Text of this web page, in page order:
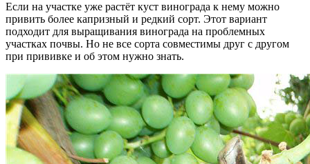
Если на участке уже растёт куст винограда к нему можно
привить более капризный и редкий сорт. Этот вариант
подходит для выращивания винограда на проблемных
участках почвы. Но не все сорта совместимы друг с другом
при прививке и об этом нужно знать.